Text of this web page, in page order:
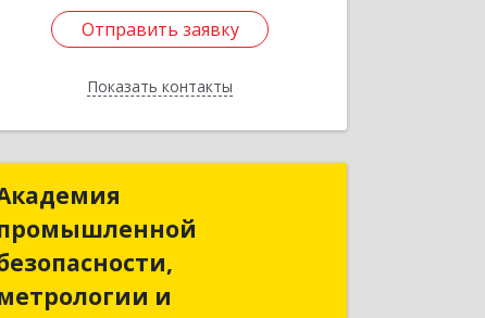
Отправить заявку
Показать контакты
Отправить заявку
Назад
и
промышленной
безопасности,
метрологии и